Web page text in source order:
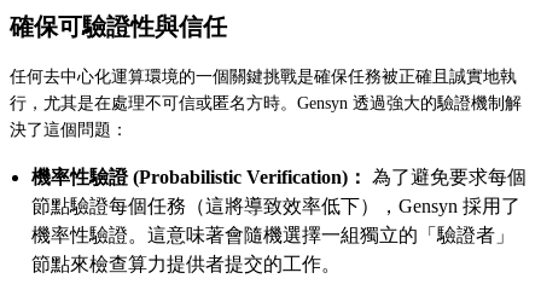
確保可驗證性與信任
任何去中心化運算環境的一個關鍵挑戰是確保任務被正確且誠實地執
行，尤其是在處理不可信或匿名方時。Gensyn 透過強大的驗證機制解
決了這個問題：
機率性驗證 (Probabilistic Verification)： 為了避免要求每個
節點驗證每個任務（這將導致效率低下），Gensyn 採用了
機率性驗證。這意味著會隨機選擇一組獨立的「驗證者」
節點來檢查算力提供者提交的工作。